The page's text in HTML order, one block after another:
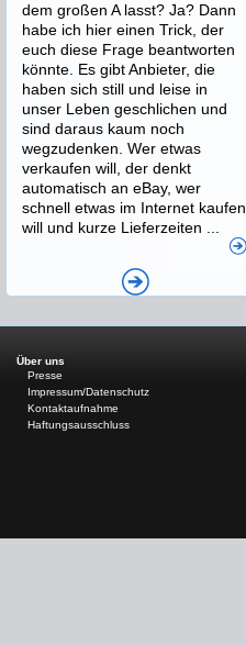
dem großen A lasst? Ja? Dann
habe ich hier einen Trick, der
euch diese Frage beantworten
könnte. Es gibt Anbieter, die
haben sich still und leise in
unser Leben geschlichen und
sind daraus kaum noch
wegzudenken. Wer etwas
verkaufen will, der denkt
automatisch an eBay, wer
schnell etwas im Internet kaufen
will und kurze Lieferzeiten ...
Über uns
Presse
Impressum/Datenschutz
Kontaktaufnahme
Haftungsausschluss